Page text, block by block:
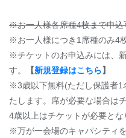
※お一人様各席種4枚まで申込
※お一人様につき1席種のみ4
※チケットのお申込みには、
す。
【新規登録はこちら】
※3歳以下無料(ただし保護者1
たします。席が必要な場合は
4歳以上はチケットが必要とな
※万が一会場のキャパシティ